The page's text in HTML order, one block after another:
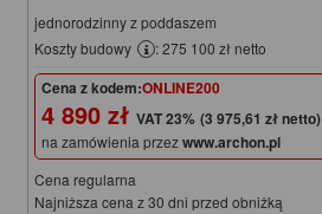
jednorodzinny z poddaszem
Koszty budowy
: 275 100 zł netto
Cena z kodem:ONLINE200
4 890 zł (3 975,61 zł netto)
na zamówienia przezwww.archon.pl
Cena regularna
Najniższa cena z 30 dni przed obniżką